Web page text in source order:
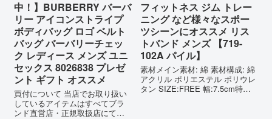
中！】BURBERRY バーバ
リー アイコンストライプ
ボディバッグ ロゴ ベルト
バッグ バーバリーチェッ
ク レディース メンズ ユニ
セックス 8026838 プレゼ
ント ギフト オススメ
買付について 当店でお取り扱い
しているアイテムはすべてブラ
ンド直営店・正規取扱店にて買
フィットネス ジム トレー
ニング など様々なスポー
ツシーンにオススメ リス
トバンド メンズ 【719-
102A パイル】
素材メイン素材: 綿 素材構成: 綿
アクリル ポリエステル ポリウレ
タン SIZE:FREE 幅:7.5cm特徴